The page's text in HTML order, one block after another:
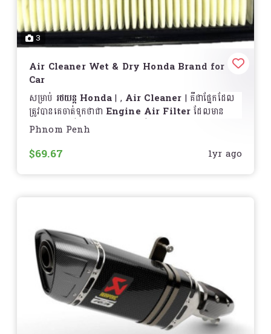
ការពារធូលី និងសំណល់ឧស្ម័ន
– រក្សាបានសភាពស្អាតសម្រាប់
ម៉ាស៊ីន
ធន់នឹងការប្រើប្រាស់យូរ – ផលិតពីសម្ភារៈគុណភាពខ្ពស់
ជួយបង្កើនសមត្ថភាពម៉ាស៊ីន – បង្កើនការចម្លងខ្យល់ចូលម៉ាស៊ីន
សម្រាប់ការប្រើប្រាស់ប្រេងសុទ្ធសាធ
សមស្របសម្រាប់ម៉ូតូ Honda
– ដូចជា
Click, PCX, Scoopy, ADV, CBR
និងម៉ូដែល
Honda ផ្សេងៗ
ងាយស្រួលប្តូរ– អាចជំនួសបានដោយងាយស្រួល
បន្ថែមការការពារដល់ម៉ាស៊ីន Honda របស់អ្នកជាមួយ Air
Cleaner Honda ដើម្បីការបើកបរល្អ!️
Honda Air Cleaner (Wet & Dry) ត្រូវបានប្រើ
សម្រាប់ ម៉ូតូ (Bike) ជាចម្បង
ប្រើសម្រាប់
3
Air Cleaner Wet & Dry Honda Brand for
Car
សម្រាប់ រថយន្ត Honda , Air Cleaner គឺជាផ្នែកដែល
ត្រូវបានគេចាត់ទុកថាជា Engine Air Filterដែលមាន
មុខងារផ្ទុកធូលី និងសំណល់ ឲ្យទៅពីអាកាសដែលចូលទៅក្នុង
សម្រាប់រថយន្ត Honda:
ការពារអ្នកពីធូលី និងកាកសំណល់ដែលអាចបណ្តាលឲ្យខូចខាត
ម៉ាស៊ីន
លក្ខណៈពិសេស មានការកាន់កាប់ធូលីខ្ពស់ – ចាប់ខ្យល់បរិសុទ្ធពី
សំណល់ ដើម្បីការពារម៉ាស៊ីន
ធ្វើឲ្យម៉ាស៊ីនប្រើប្រាស់បានល្អ – ផ្តល់អាកាសសម្រាប់ម៉ាស៊ីនដក
ឧស្ម័នបានសំរាប់ប្រសិទ្ធភាពខ្ពស់ និងប្រើប្រាស់ប្រេងសុទ្ធសាធ
អាយុកាលប្រើប្រាស់បានយូរ
– ផលិតពីសម្ភារៈធន់នឹងការប្រើ
Phnom Penh
$69.67 1yr ago